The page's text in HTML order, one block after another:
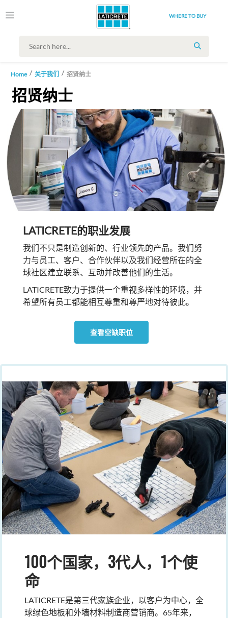
WHERE TO BUY
SEARCH
Home 关于我们 招贤纳士
招贤纳士
LATICRETE的职业发展
我们不只是制造创新的、行业领先的产品。我们努
力与员工、客户、合作伙伴以及我们经营所在的全
球社区建立联系、互动并改善他们的生活。
LATICRETE致力于提供一个重视多样性的环境，并
希望所有员工都能相互尊重和尊严地对待彼此。
查看空缺职位
100个国家，3代人，1个使
命
LATICRETE是第三代家族企业，以客户为中心，全
球绿色地板和外墙材料制造商营销商。65年来，